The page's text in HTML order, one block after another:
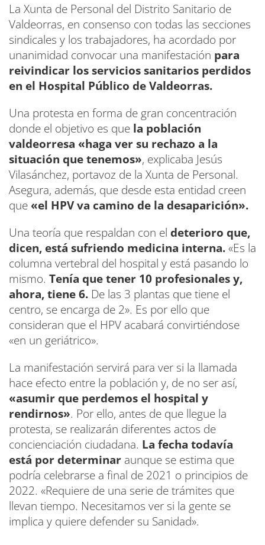
La Xunta de Personal del Distrito Sanitario de
Valdeorras, en consenso con todas las secciones
sindicales y los trabajadores, ha acordado por
unanimidad convocar una manifestación para
reivindicar los servicios sanitarios perdidos
en el Hospital Público de Valdeorras.
Una protesta en forma de gran concentración
donde el objetivo es que la población
valdeorresa «haga ver su rechazo a la
situación que tenemos», explicaba Jesús
Vilasánchez, portavoz de la Xunta de Personal.
Asegura, además, que desde esta entidad creen
que«el HPV va camino de la desaparición».
Una teoría que respaldan con el deterioro que,
dicen, está sufriendo medicina interna.«Es la
columna vertebral del hospital y está pasando lo
mismo. Tenía que tener 10 profesionales y,
ahora, tiene 6. De las 3 plantas que tiene el
centro, se encarga de 2». Es por ello que
consideran que el HPV acabará convirtiéndose
«en un geriátrico».
La manifestación servirá para ver si la llamada
hace efecto entre la población y, de no ser así,
«asumir que perdemos el hospital y
rendirnos». Por ello, antes de que llegue la
protesta, se realizarán diferentes actos de
concienciación ciudadana. La fecha todavía
está por determinar aunque se estima que
podría celebrarse a final de 2021 o principios de
2022. «Requiere de una serie de trámites que
llevan tiempo. Necesitamos ver si la gente se
implica y quiere defender su Sanidad».